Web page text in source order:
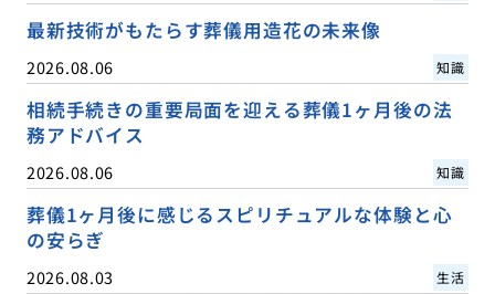
最新技術がもたらす葬儀用造花の未来像
2026.08.06 知識
相続手続きの重要局面を迎える葬儀1ヶ月後の法
務アドバイス
2026.08.06 知識
葬儀1ヶ月後に感じるスピリチュアルな体験と心
の安らぎ
2026.08.03 生活